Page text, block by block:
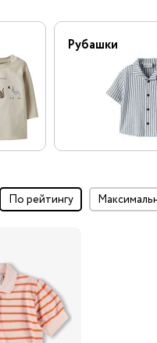
Рубашки
по рейтингу